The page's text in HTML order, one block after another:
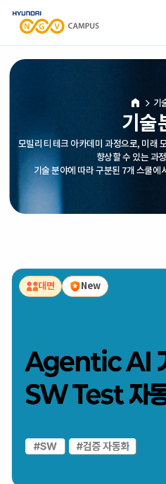
HOME
기
기술
모빌리티 테크 아카데미 과정으로, 미래
향상할 수 있는 과
기술 분야에 따라 구분된 7개 스쿨
대면 New